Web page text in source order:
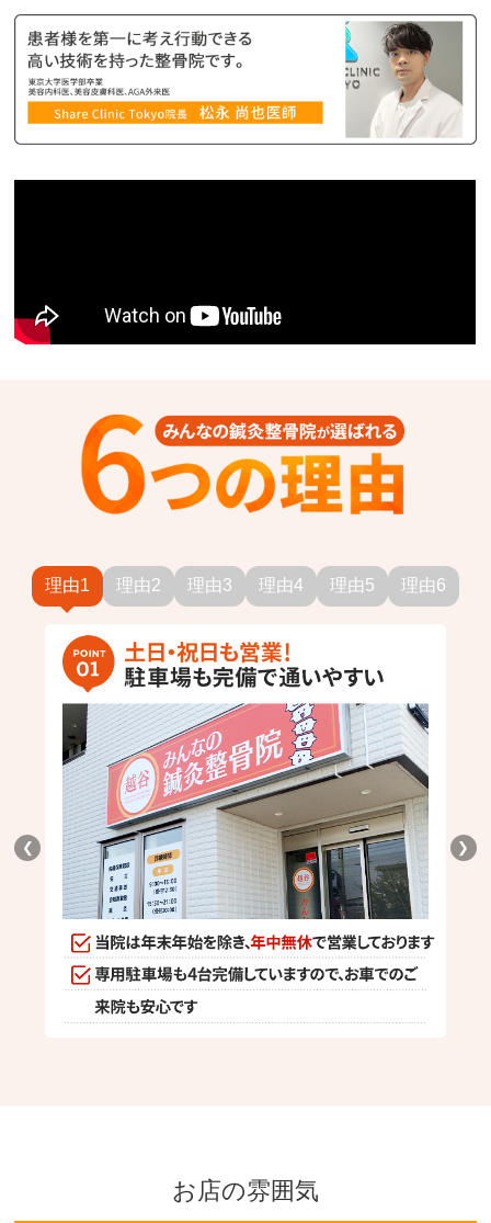
理由1 理由2 理由3 理由4 理由5 理由6
❮ ❯
お店の雰囲気